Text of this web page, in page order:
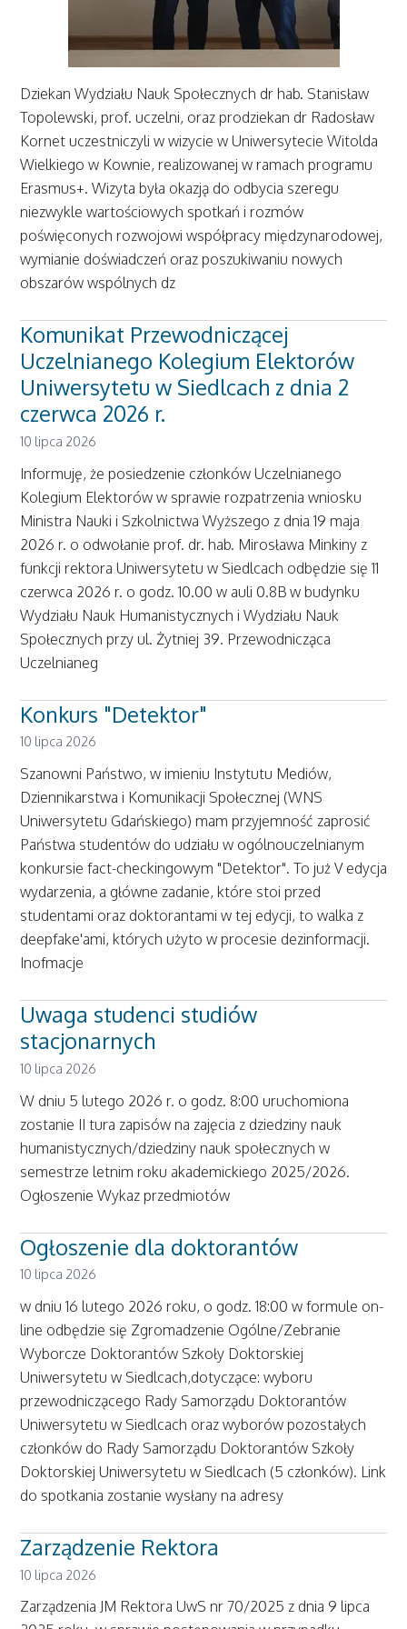
Dziekan Wydziału Nauk Społecznych dr hab. Stanisław
Topolewski, prof. uczelni, oraz prodziekan dr Radosław
Kornet uczestniczyli w wizycie w Uniwersytecie Witolda
Wielkiego w Kownie, realizowanej w ramach programu
Erasmus+. Wizyta była okazją do odbycia szeregu
niezwykle wartościowych spotkań i rozmów
poświęconych rozwojowi współpracy międzynarodowej,
wymianie doświadczeń oraz poszukiwaniu nowych
obszarów wspólnych dz
Komunikat Przewodniczącej
Uczelnianego Kolegium Elektorów
Uniwersytetu w Siedlcach z dnia 2
czerwca 2026 r.
10 lipca 2026
Informuję, że posiedzenie członków Uczelnianego
Kolegium Elektorów w sprawie rozpatrzenia wniosku
Ministra Nauki i Szkolnictwa Wyższego z dnia 19 maja
2026 r. o odwołanie prof. dr. hab. Mirosława Minkiny z
funkcji rektora Uniwersytetu w Siedlcach odbędzie się 11
czerwca 2026 r. o godz. 10.00 w auli 0.8B w budynku
Wydziału Nauk Humanistycznych i Wydziału Nauk
Społecznych przy ul. Żytniej 39. Przewodnicząca
Uczelnianeg
Konkurs "Detektor"
10 lipca 2026
Szanowni Państwo, w imieniu Instytutu Mediów,
Dziennikarstwa i Komunikacji Społecznej (WNS
Uniwersytetu Gdańskiego) mam przyjemność zaprosić
Państwa studentów do udziału w ogólnouczelnianym
konkursie fact-checkingowym "Detektor". To już V edycja
wydarzenia, a główne zadanie, które stoi przed
studentami oraz doktorantami w tej edycji, to walka z
deepfake'ami, których użyto w procesie dezinformacji.
Inofmacje
Uwaga studenci studiów
stacjonarnych
10 lipca 2026
W dniu 5 lutego 2026 r. o godz. 8:00 uruchomiona
zostanie II tura zapisów na zajęcia z dziedziny nauk
humanistycznych/dziedziny nauk społecznych w
semestrze letnim roku akademickiego 2025/2026.
Ogłoszenie Wykaz przedmiotów
Ogłoszenie dla doktorantów
10 lipca 2026
w dniu 16 lutego 2026 roku, o godz. 18:00 w formule on-
line odbędzie się Zgromadzenie Ogólne/Zebranie
Wyborcze Doktorantów Szkoły Doktorskiej
Uniwersytetu w Siedlcach,dotyczące: wyboru
przewodniczącego Rady Samorządu Doktorantów
Uniwersytetu w Siedlcach oraz wyborów pozostałych
członków do Rady Samorządu Doktorantów Szkoły
Doktorskiej Uniwersytetu w Siedlcach (5 członków). Link
do spotkania zostanie wysłany na adresy
Zarządzenie Rektora
10 lipca 2026
Zarządzenia JM Rektora UwS nr 70/2025 z dnia 9 lipca